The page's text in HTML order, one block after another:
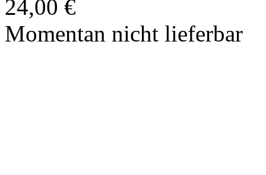
24,00 €
Momentan nicht lieferbar